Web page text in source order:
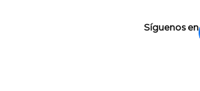
Síguenos en